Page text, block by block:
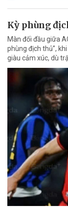
Kỳ phùng
Màn đối đầu giữa
phùng địch thủ”,
giàu cảm xúc, dù